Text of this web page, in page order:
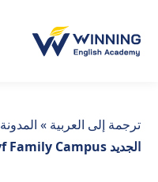
ترجمة إلى العربية » المدونة
الجديد Lyf Family Campus